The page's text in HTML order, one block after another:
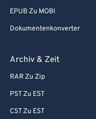
EPUB Zu MOBI
Dokumentenkonverter
Archiv & Zeit
RAR Zu Zip
PST Zu EST
CST Zu EST